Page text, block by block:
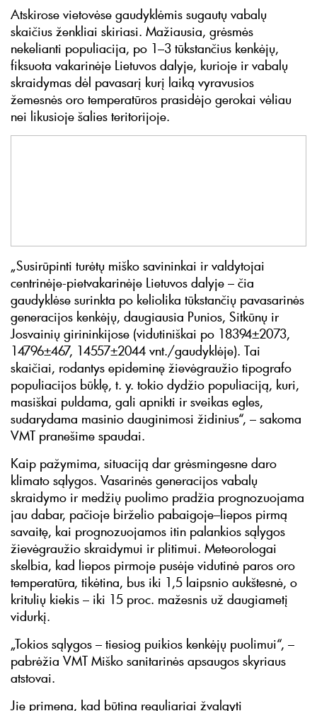
Atskirose vietovėse gaudyklėmis sugautų vabalų
skaičius ženkliai skiriasi. Mažiausia, grėsmės
nekelianti populiacija, po 1–3 tūkstančius kenkėjų,
fiksuota vakarinėje Lietuvos dalyje, kurioje ir vabalų
skraidymas dėl pavasarį kurį laiką vyravusios
žemesnės oro temperatūros prasidėjo gerokai vėliau
nei likusioje šalies teritorijoje.
„Susirūpinti turėtų miško savininkai ir valdytojai
centrinėje-pietvakarinėje Lietuvos dalyje – čia
gaudyklėse surinkta po keliolika tūkstančių pavasarinės
generacijos kenkėjų, daugiausia Punios, Sitkūnų ir
Josvainių girininkijose (vidutiniškai po 18394±2073,
14796±467, 14557±2044 vnt./gaudyklėje). Tai
skaičiai, rodantys epideminę žievėgraužio tipografo
populiacijos būklę, t. y. tokio dydžio populiaciją, kuri,
masiškai puldama, gali apnikti ir sveikas egles,
sudarydama masinio dauginimosi židinius“, – sakoma
VMT pranešime spaudai.
Kaip pažymima, situaciją dar grėsmingesne daro
klimato sąlygos. Vasarinės generacijos vabalų
skraidymo ir medžių puolimo pradžia prognozuojama
jau dabar, pačioje birželio pabaigoje–liepos pirmą
savaitę, kai prognozuojamos itin palankios sąlygos
žievėgraužio skraidymui ir plitimui. Meteorologai
skelbia, kad liepos pirmoje pusėje vidutinė paros oro
temperatūra, tikėtina, bus iki 1,5 laipsnio aukštesnė, o
kritulių kiekis – iki 15 proc. mažesnis už daugiametį
vidurkį.
„Tokios sąlygos – tiesiog puikios kenkėjų puolimui“, –
pabrėžia VMT Miško sanitarinės apsaugos skyriaus
atstovai.
Jie primena, kad būtina reguliariai žvalgyti